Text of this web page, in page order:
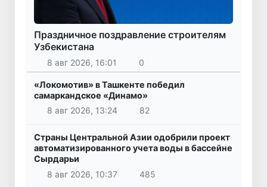
Праздничное поздравление строителям
Узбекистана
8 авг 2026, 16:01 0
«Локомотив» в Ташкенте победил
самаркандское «Динамо»
8 авг 2026, 13:24
82
Страны Центральной Азии одобрили проект
автоматизированного учета воды в бассейне
Сырдарьи
8 авг 2026, 10:37
485